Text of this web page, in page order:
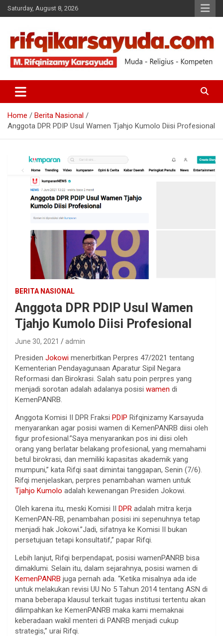
Saturday, August 8, 2026
RIFQI KARSAYUDA
Home
Berita Nasional
Anggota DPR PDIP Usul Wamen Tjahjo Kumolo Diisi Profesional
BERITA NASIONAL
Anggota DPR PDIP Usul Wamen
Tjahjo Kumolo Diisi Profesional
June 30, 2021 admin
Presiden Jokowi menerbitkan Perpres 47/2021 tentang
Kementerian Pendayagunaan Aparatur Sipil Negara
Reformasi dan Birokrasi. Salah satu poin perpres yang
menjadi sorotan adalah adalanya posisi wamen di
KemenPANRB.
Anggota Komisi II DPR Fraksi PDIP Rifqinizamy Karsayuda
menyarankan agar posisi wamen di KemenPANRB diisi oleh
figur profesional.”Saya menyarankan pos ini diisi oleh
orang yang berlatar belakang profesional, yang memahami
betul birokrasi, dan memiliki kapasitas akademik yang
mumpuni,” kata Rifqi saat dimintai tanggapan, Senin (7/6).
Rifqi menjelaskan, perpres penambahan wamen untuk
Tjahjo Kumolo adalah kewenangan Presiden Jokowi.
Oleh karena itu, meski Komisi II DPR adalah mitra kerja
KemenPAN-RB, penambahan posisi ini sepenuhnya tetap
menjadi hak Jokowi.”Jadi, sifatnya ke Komisi II bukan
persetujuan tetapi konsultatif,” papar Rifqi.
Lebih lanjut, Rifqi berpendapat, posisi wamenPANRB bisa
dimaklumi. Selain itu, dalam sejarahnya, posisi wamen di
KemenPANRB juga pernah ada. “Ketika misalnya ada ide
untuk melakukan revisi UU No 5 Tahun 2014 tentang ASN di
mana beberapa klausul terkait tugas institusi tertentu akan
dilimpahkan ke KemenPANRB maka kami memaknai
keberadaan wakil menteri di PANRB menjadi cukup
strategis,” urai Rifqi.